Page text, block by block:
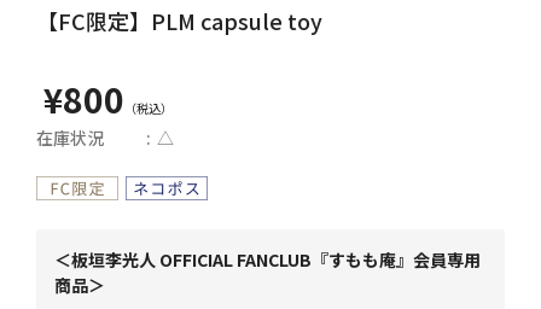
【FC限定】PLM capsule toy
¥800
在庫状況 △
＜板垣李光人 OFFICIAL FANCLUB『すもも庵』会員専用
商品＞